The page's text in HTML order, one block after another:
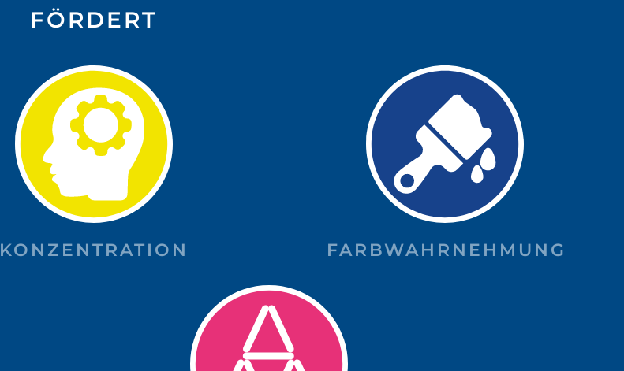
FÖRDERT
KONZENTRATION FARBWAHRNEHMUNG